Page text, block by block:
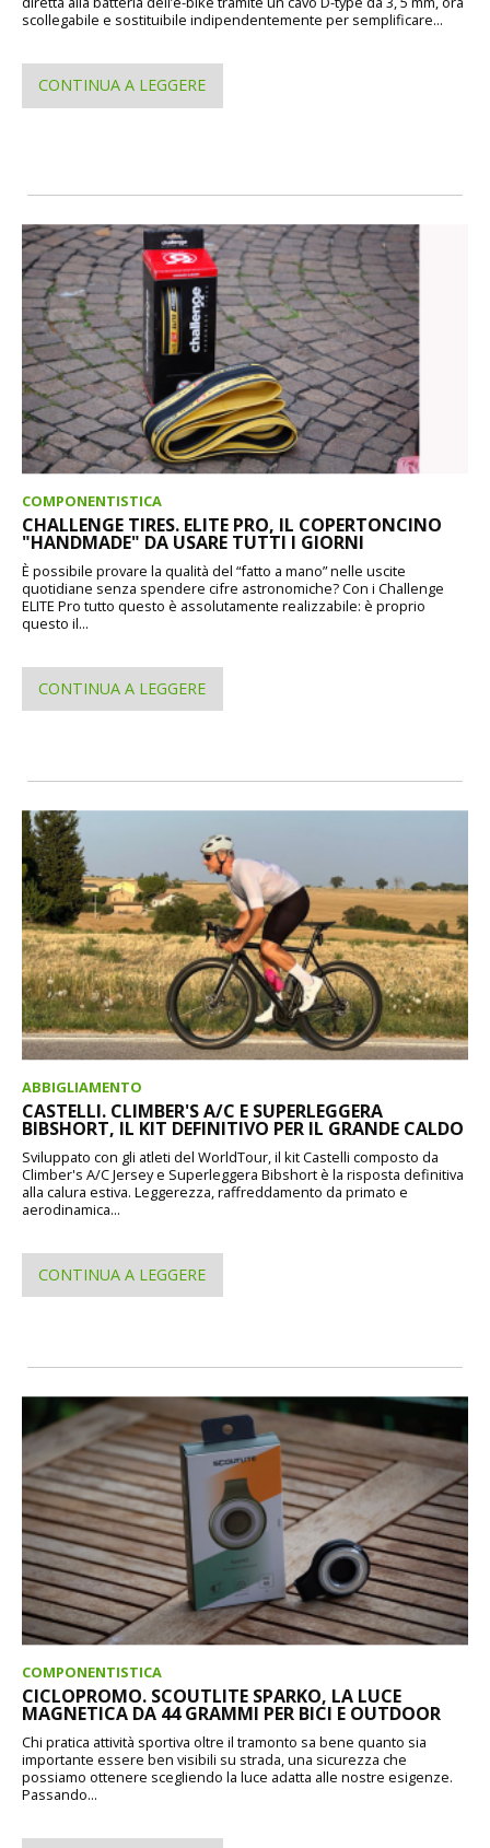
scollegabile e sostituibile indipendentemente per semplificare...
CONTINUA A LEGGERE
COMPONENTISTICA
CHALLENGE TIRES. ELITE PRO, IL COPERTONCINO
"HANDMADE" DA USARE TUTTI I GIORNI
È possibile provare la qualità del “fatto a mano” nelle uscite
quotidiane senza spendere cifre astronomiche? Con i Challenge
ELITE Pro tutto questo è assolutamente realizzabile: è proprio
questo il...
CONTINUA A LEGGERE
ABBIGLIAMENTO
CASTELLI. CLIMBER'S A/C E SUPERLEGGERA
BIBSHORT, IL KIT DEFINITIVO PER IL GRANDE CALDO
Sviluppato con gli atleti del WorldTour, il kit Castelli composto da
Climber's A/C Jersey e Superleggera Bibshort è la risposta definitiva
alla calura estiva. Leggerezza, raffreddamento da primato e
aerodinamica...
CONTINUA A LEGGERE
COMPONENTISTICA
CICLOPROMO. SCOUTLITE SPARKO, LA LUCE
MAGNETICA DA 44 GRAMMI PER BICI E OUTDOOR
Chi pratica attività sportiva oltre il tramonto sa bene quanto sia
importante essere ben visibili su strada, una sicurezza che
possiamo ottenere scegliendo la luce adatta alle nostre esigenze.
Passando...